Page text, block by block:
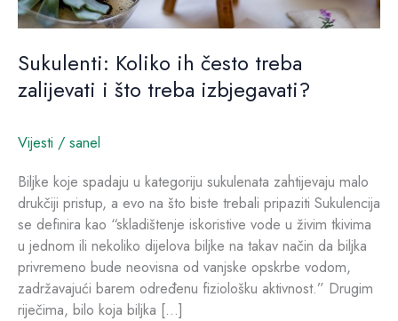
Sukulenti: Koliko ih često treba
zalijevati i što treba izbjegavati?
Vijesti / sanel
Biljke koje spadaju u kategoriju sukulenata zahtijevaju malo
drukčiji pristup, a evo na što biste trebali pripaziti Sukulencija
se definira kao “skladištenje iskoristive vode u živim tkivima
u jednom ili nekoliko dijelova biljke na takav način da biljka
privremeno bude neovisna od vanjske opskrbe vodom,
zadržavajući barem određenu fiziološku aktivnost.” Drugim
riječima, bilo koja biljka […]